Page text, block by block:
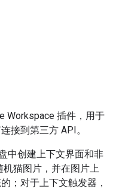
Workspace 插件，用于
接到第三方 API。
中创建上下文界面和非
猫图片，并在图片上
；对于上下文触发器，